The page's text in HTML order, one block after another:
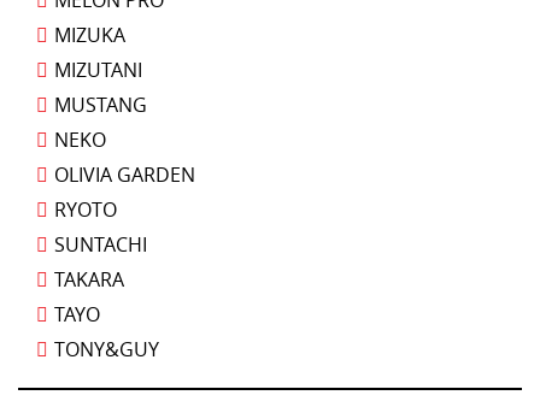
MIZUKA
MIZUTANI
MUSTANG
NEKO
OLIVIA GARDEN
RYOTO
SUNTACHI
TAKARA
TAYO
TONY&GUY